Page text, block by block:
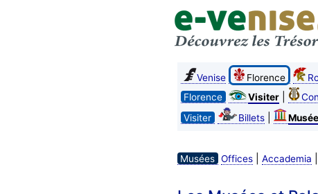
Venise Florence
Florence
Visiter|
Visiter
Billets|
Musées Offices| Accademia